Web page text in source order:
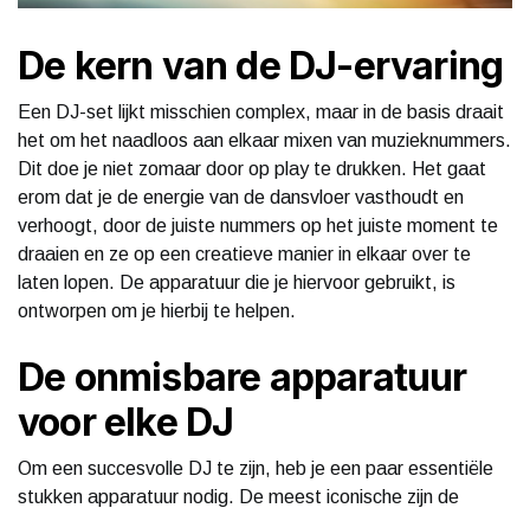
De kern van de DJ-ervaring
Een DJ-set lijkt misschien complex, maar in de basis draait
het om het naadloos aan elkaar mixen van muzieknummers.
Dit doe je niet zomaar door op play te drukken. Het gaat
erom dat je de energie van de dansvloer vasthoudt en
verhoogt, door de juiste nummers op het juiste moment te
draaien en ze op een creatieve manier in elkaar over te
laten lopen. De apparatuur die je hiervoor gebruikt, is
ontworpen om je hierbij te helpen.
De onmisbare apparatuur
voor elke DJ
Om een succesvolle DJ te zijn, heb je een paar essentiële
stukken apparatuur nodig. De meest iconische zijn de